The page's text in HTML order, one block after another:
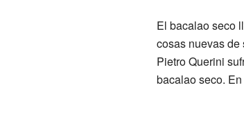
El bacalao seco
cosas nuevas
Pietro Querini
bacalao seco.